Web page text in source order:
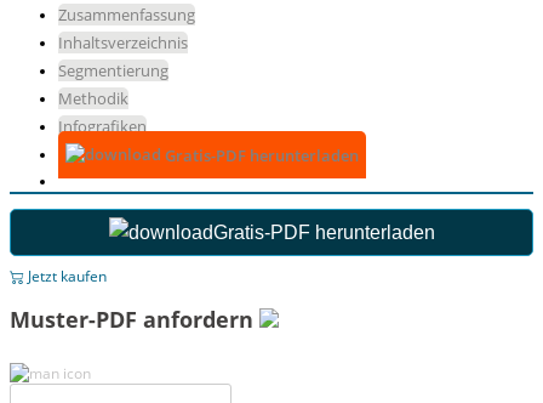
Zusammenfassung
Inhaltsverzeichnis
Segmentierung
Methodik
Infografiken
Gratis-PDF herunterladen
Gratis-PDF herunterladen
Jetzt kaufen
Muster-PDF anfordern